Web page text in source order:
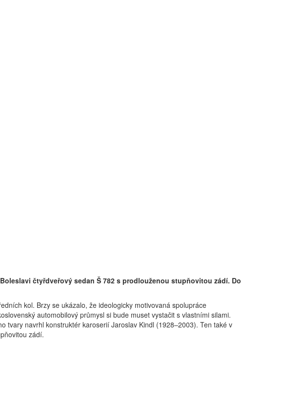
čtyřdveřový sedan Š 782 s prodlouženou stupňovitou zádí. Do
kol. Brzy se ukázalo, že ­ideologicky motivovaná spolupráce
automobilový průmysl si bude muset vystačit s vlastními silami.
tvary navrhl konstruktér karoserií Jaroslav Kindl (1928–2003). Ten také v
zádí.